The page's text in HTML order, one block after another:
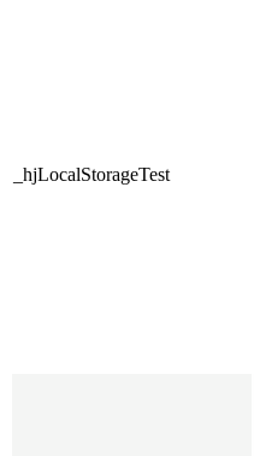
_hjLocalStorageTest